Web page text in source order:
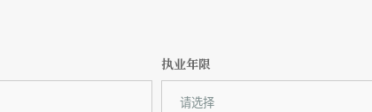
执业年限